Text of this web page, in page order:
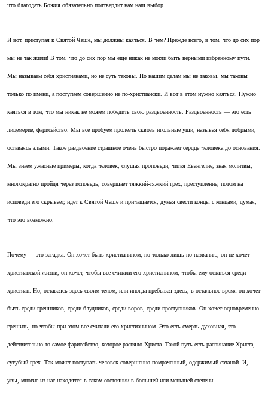
что благодать Божия обязательно подтвердит нам наш выбор.
И вот, приступая к Святой Чаше, мы должны каяться. В чем? Прежде всего, в том, что до сих пор
мы не так жили! В том, что до сих пор мы еще никак не могли быть верными избранному пути.
Мы называем себя христианами, но не суть таковы. По нашим делам мы не таковы, мы таковы
только по имени, а поступаем совершенно не по-христиански. И вот в этом нужно каяться. Нужно
каяться в том, что мы никак не можем победить свою раздвоенность. Раздвоенность — это есть
лицемерие, фарисейство. Мы все пробуем пролезть сквозь игольные уши, называя себя добрыми,
оставаясь злыми. Такое раздвоение страшное очень быстро поражает сердце человека до основания.
Мы знаем ужасные примеры, когда человек, слушая проповеди, читая Евангелие, зная молитвы,
многократно пройдя через исповедь, совершает тяжкий-тяжкий грех, преступление, потом на
исповеди его скрывает, идет к Святой Чаше и причащается, думая свести концы с концами, думая,
что это возможно.
Почему — это загадка. Он хочет быть христианином, но только лишь по названию, он не хочет
христианской жизни, он хочет, чтобы все считали его христианином, чтобы ему остаться среди
христиан. Но, оставаясь здесь своим телом, или иногда пребывая здесь, в остальное время он хочет
быть среди грешников, среди блудников, среди воров, среди преступников. Он хочет одновременно
грешить, но чтобы при этом все считали его христианином. Это есть смерть духовная, это
действительно то самое фарисейство, которое распяло Христа. Такой путь есть распинание Христа,
сугубый грех. Так может поступать человек совершенно помраченный, одержимый сатаной. И,
увы, многие из нас находятся в таком состоянии в большей или меньшей степени.